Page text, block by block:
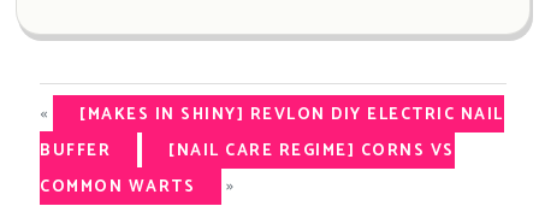
«
[MAKES IN SHINY] REVLON DIY ELECTRIC NAIL
BUFFER
[NAIL CARE REGIME] CORNS VS
COMMON WARTS
»